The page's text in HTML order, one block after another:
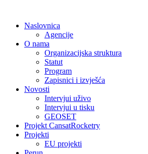
sadržajNaslovnica
Agencije
O nama
Organizacijska struktura
Statut
Program
Zapisnici i izvješća
Novosti
Intervjui uživo
Intervjui u tisku
GEOSET
Projekt CansatRocketry
Projekti
EU projekti